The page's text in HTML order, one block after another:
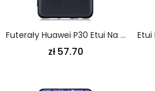
Futerały Huawei P30 Etui Na Telefon Kocie Oczy
zł 57.70